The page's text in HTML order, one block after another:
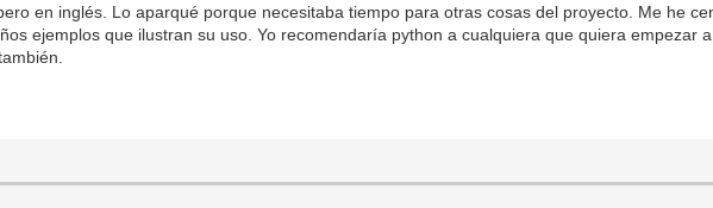
en inglés. Lo aparqué porque necesitaba tiempo para otras cosas del proyecto. Me he
ejemplos que ilustran su uso. Yo recomendaría python a cualquiera que quiera empezar